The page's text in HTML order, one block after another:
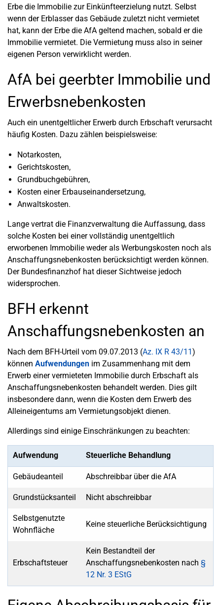
Erbe die Immobilie zur Einkünfteerzielung nutzt. Selbst
wenn der Erblasser das Gebäude zuletzt nicht vermietet
hat, kann der Erbe die AfA geltend machen, sobald er die
Immobilie vermietet. Die Vermietung muss also in seiner
eigenen Person verwirklicht werden.
AfA bei geerbter Immobilie und
Erwerbsnebenkosten
Auch ein unentgeltlicher Erwerb durch Erbschaft verursacht
häufig Kosten. Dazu zählen beispielsweise:
Notarkosten,
Gerichtskosten,
Grundbuchgebühren,
Kosten einer Erbauseinandersetzung,
Anwaltskosten.
Lange vertrat die Finanzverwaltung die Auffassung, dass
solche Kosten bei einer vollständig unentgeltlich
erworbenen Immobilie weder als Werbungskosten noch als
Anschaffungsnebenkosten berücksichtigt werden können.
Der Bundesfinanzhof hat dieser Sichtweise jedoch
widersprochen.
BFH erkennt
Anschaffungsnebenkosten an
Nach dem BFH-Urteil vom 09.07.2013 (Az. IX R 43/11)
können Aufwendungen im Zusammenhang mit dem
Erwerb einer vermieteten Immobilie durch Erbschaft als
Anschaffungsnebenkosten behandelt werden. Dies gilt
insbesondere dann, wenn die Kosten dem Erwerb des
Alleineigentums am Vermietungsobjekt dienen.
Allerdings sind einige Einschränkungen zu beachten:
Aufwendung Steuerliche Behandlung
Gebäudeanteil Abschreibbar über die AfA
Grundstücksanteil Nicht abschreibbar
Selbstgenutzte
Wohnfläche
Keine steuerliche Berücksichtigung
Erbschaftsteuer
Kein Bestandteil der
Anschaffungsnebenkosten nach §
12 Nr. 3 EStG